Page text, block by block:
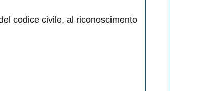
codice civile, al riconoscimento